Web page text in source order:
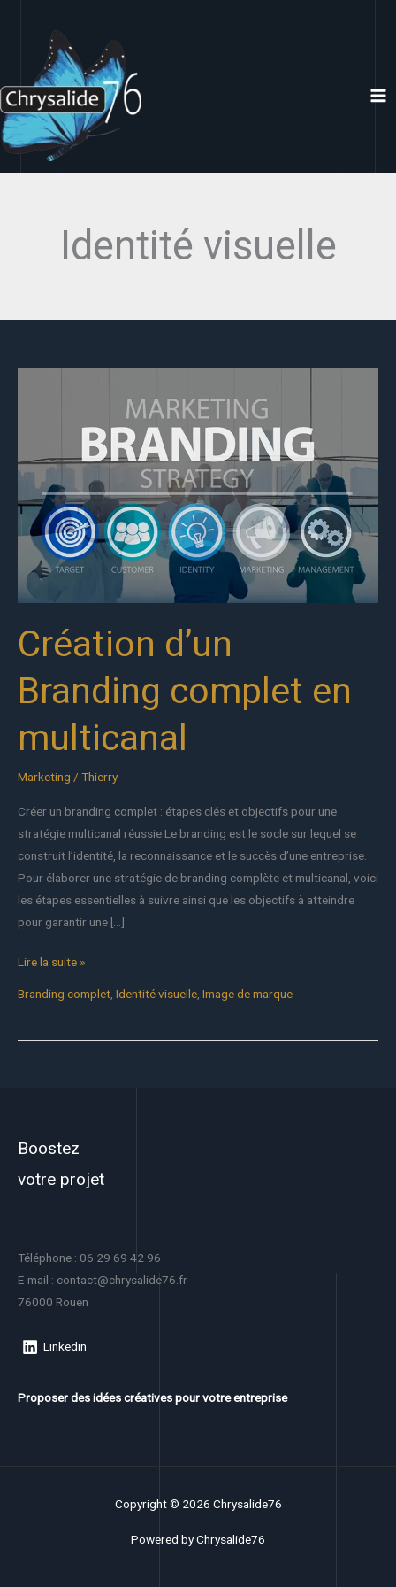
Identité visuelle
Création d’un
Branding complet en
multicanal
Marketing / Thierry
Créer un branding complet : étapes clés et objectifs pour une
stratégie multicanal réussie Le branding est le socle sur lequel se
construit l’identité, la reconnaissance et le succès d’une entreprise.
Pour élaborer une stratégie de branding complète et multicanal, voici
les étapes essentielles à suivre ainsi que les objectifs à atteindre
pour garantir une […]
en
multicanal
Lire la suite »
Branding complet, Identité visuelle, Image de marque
Boostez
votre projet
Téléphone : 06 29 69 42 96
E-mail : contact@chrysalide76.fr
76000 Rouen
Linkedin
Proposer des idées créatives pour votre entreprise
Copyright © 2026 Chrysalide76
Powered by Chrysalide76